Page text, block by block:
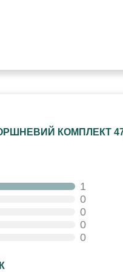
КОМПЛЕКТ
1
0
0
0
0